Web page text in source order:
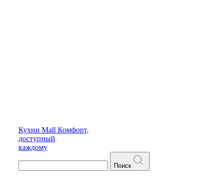
Кухни Mall Комфорт,
доступный
каждому
Поиск